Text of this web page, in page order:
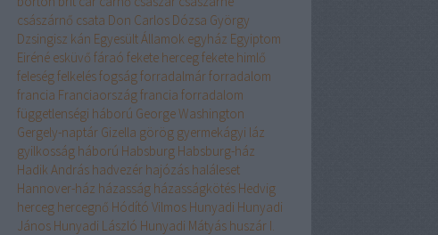
császárnő csata Don Carlos Dózsa György
Dzsingisz kán Egyesült Államok egyház Egyiptom
Eiréné esküvő fáraó fekete hercegfekete himlő
feleségfelkelésfogságforradalmárforradalom
francia Franciaországfrancia forradalom
függetlenségi háború George Washington
Gergely-naptár Gizella görög gyermekágyi láz
gyilkosság háború Habsburg Habsburg-ház
Hadik András hadvezér hajózás haláleset
Hannover-ház házasság házasságkötés Hedvig
herceg hercegnő Hódító Vilmos Hunyadi Hunyadi
János Hunyadi László Hunyadi Mátyás huszár I.